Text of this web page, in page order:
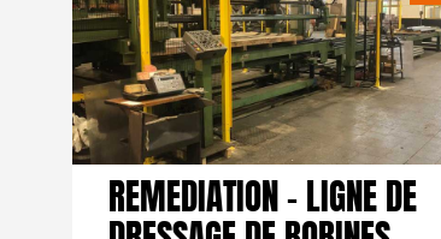
REMEDIATION – LIGNE DE